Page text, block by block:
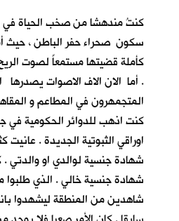
كنتُ مندهشا من صخب الحياة في
سكون صحراء حفر الباطن ، حيث
كأملة قضيتها مستمعاً لصوت
. أما الان الاف الاصوات يصدرها
المتجمهرون في المطاعم و
كنت اذهب للدوائر الحكومية في
اوراقي الثبوتية الجديدة . عانيت
شهادة جنسية لوالدي او والدتي
شهادة جنسية خالي . الذي طلبوا
شاهدين من المنطقة ليشهدوا